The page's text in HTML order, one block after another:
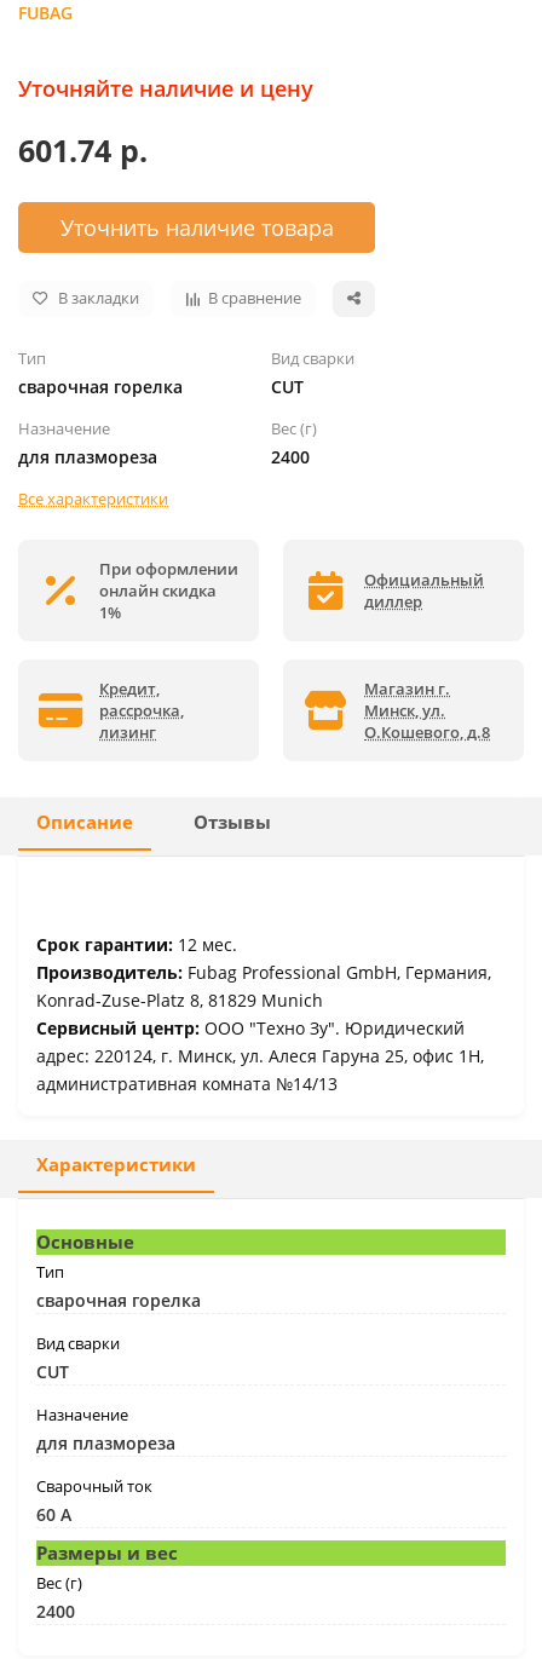
FUBAG
Уточняйте наличие и цену
601.74 р.
Уточнить наличие товара
В закладки В сравнение
Тип
сварочная горелка
Вид сварки
CUT
Назначение
для плазмореза
Вес (г)
2400
Все характеристики
При оформлении
онлайн скидка
1%
Официальный
диллер
Кредит,
рассрочка,
лизинг
Магазин г.
Минск, ул.
О.Кошевого, д.8
Описание Отзывы
Срок гарантии: 12 мес.
Производитель: Fubag Professional GmbH, Германия,
Konrad-Zuse-Platz 8, 81829 Munich
Сервисный центр: ООО "Техно Зу". Юридический
адрес: 220124, г. Минск, ул. Алеся Гаруна 25, офис 1Н,
административная комната №14/13
Характеристики
Основные
Тип
сварочная горелка
Вид сварки
CUT
Назначение
для плазмореза
Сварочный ток
60 А
Размеры и вес
Вес (г)
2400